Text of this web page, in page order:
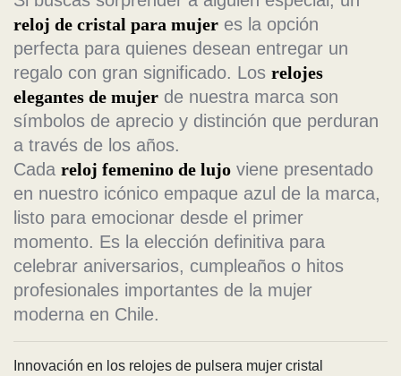
reloj de cristal para mujer es la opción
perfecta para quienes desean entregar un
regalo con gran significado. Los relojes
elegantes de mujer de nuestra marca son
símbolos de aprecio y distinción que perduran
a través de los años.
Cada reloj femenino de lujo viene presentado
en nuestro icónico empaque azul de la marca,
listo para emocionar desde el primer
momento. Es la elección definitiva para
celebrar aniversarios, cumpleaños o hitos
profesionales importantes de la mujer
moderna en Chile.
Innovación en los relojes de pulsera mujer cristal